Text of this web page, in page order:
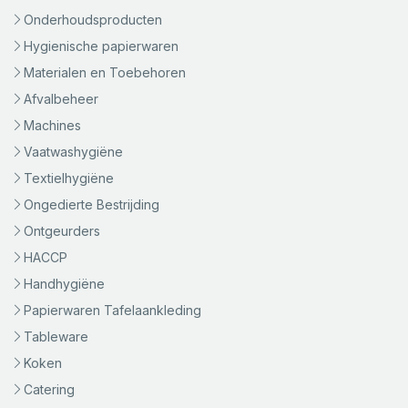
Onderhoudsproducten
Hygienische papierwaren
Materialen en Toebehoren
Afvalbeheer
Machines
Vaatwashygiëne
Textielhygiëne
Ongedierte Bestrijding
Ontgeurders
HACCP
Handhygiëne
Papierwaren Tafelaankleding
Tableware
Koken
Catering